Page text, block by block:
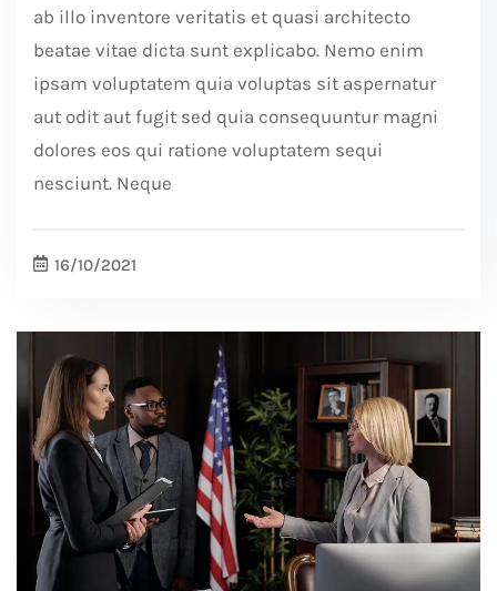
ab illo inventore veritatis et quasi architecto
beatae vitae dicta sunt explicabo. Nemo enim
ipsam voluptatem quia voluptas sit aspernatur
aut odit aut fugit sed quia consequuntur magni
dolores eos qui ratione voluptatem sequi
nesciunt. Neque
16/10/2021